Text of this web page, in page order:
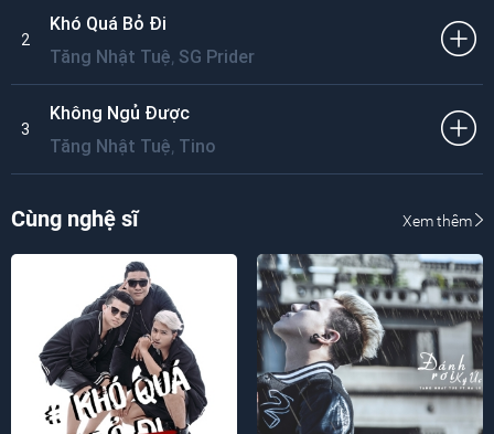
2
Khó Quá Bỏ Đi
Tăng Nhật Tuệ, SG Prider
3
Không Ngủ Được
Tăng Nhật Tuệ, Tino
Cùng nghệ sĩ Xem thêm